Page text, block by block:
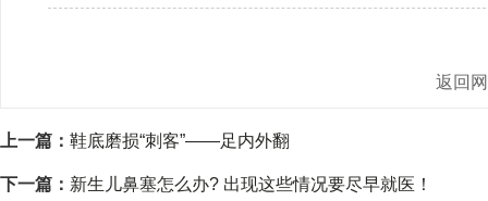
返回
上一篇： 鞋底磨损“刺客”——足内外翻
下一篇： 新生儿鼻塞怎么办? 出现这些情况要尽早就医！